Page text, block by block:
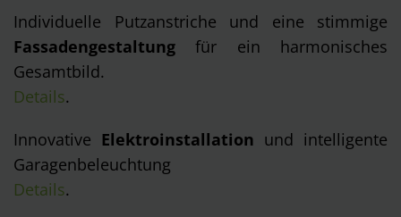
Individuelle Putzanstriche und eine stimmige
Fassadengestaltungfür ein harmonisches
Gesamtbild.
Details.
Innovative Elektroinstallation und intelligente
Garagenbeleuchtung
Details.